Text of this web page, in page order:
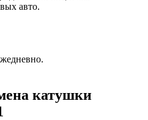
авто.
катушки